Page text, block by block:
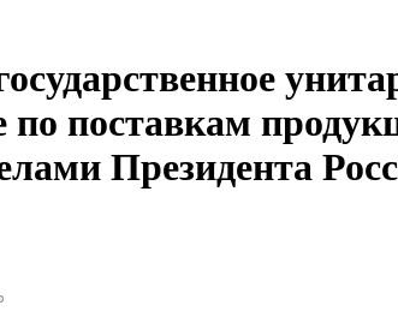
по поставкам
Президента